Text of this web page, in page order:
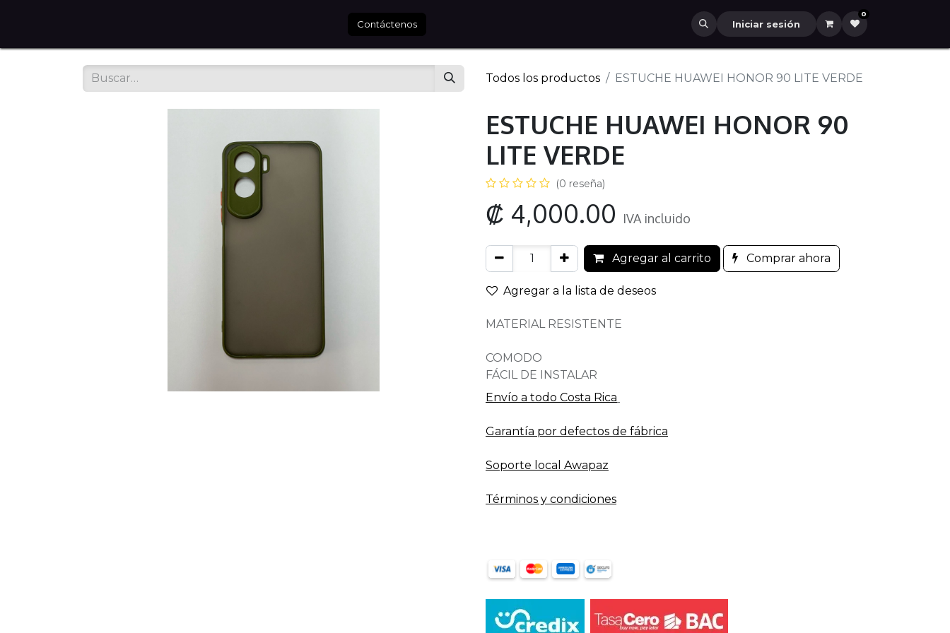
Contáctenos Iniciar sesión
0
Todos los productos ESTUCHE HUAWEI HONOR 90 LITE VERDE
ESTUCHE HUAWEI HONOR 90
LITE VERDE
(0 reseña)
₡ 4,000.00 IVA incluido
Agregar al carrito Comprar ahora
Agregar a la lista de deseos
MATERIAL RESISTENTE
COMODO
FÁCIL DE INSTALAR
Envío a todo​ Costa Rica
Garantía por defectos de fábrica
Soporte local Awapaz
Términos y condiciones